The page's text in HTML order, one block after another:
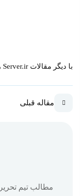
با دیگر مقالات Server.ir همراه باشید.
مقاله قبلی
مطالب تیم